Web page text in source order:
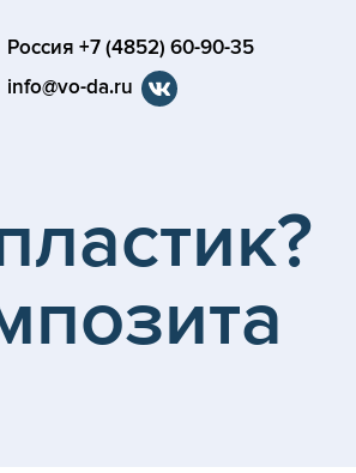
Россия +7 (4852) 60-90-35
info@vo-da.ru